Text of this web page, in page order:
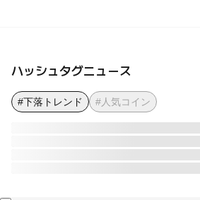
ハッシュタグニュース
#下落トレンド #人気コイン